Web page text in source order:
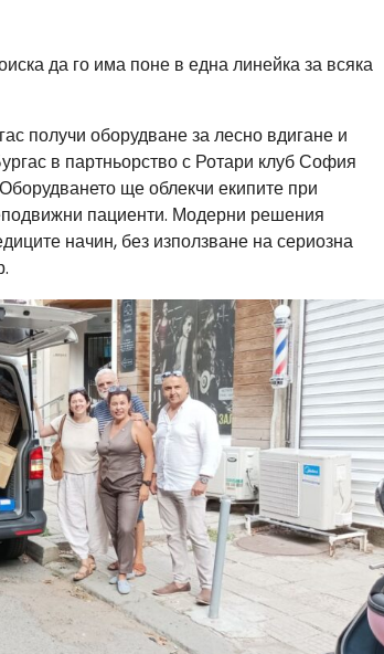
да го има поне в една линейка за всяка
оборудване за лесно вдигане и
в партньорство с Ротари клуб София
ще облекчи екипите при
пациенти. Модерни решения
начин, без използване на сериозна